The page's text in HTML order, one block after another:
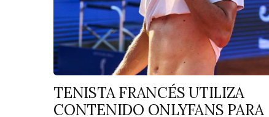
TENISTA FRANCÉS UTILIZA
CONTENIDO ONLYFANS PARA